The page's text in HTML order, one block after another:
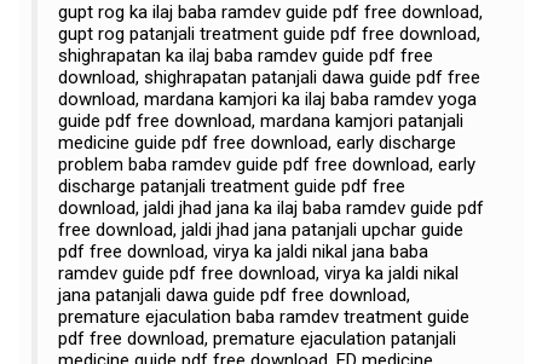
gupt rog ka ilaj baba ramdev guide pdf free download,
gupt rog patanjali treatment guide pdf free download,
shighrapatan ka ilaj baba ramdev guide pdf free
download, shighrapatan patanjali dawa guide pdf free
download, mardana kamjori ka ilaj baba ramdev yoga
guide pdf free download, mardana kamjori patanjali
medicine guide pdf free download, early discharge
problem baba ramdev guide pdf free download, early
discharge patanjali treatment guide pdf free
download, jaldi jhad jana ka ilaj baba ramdev guide pdf
free download, jaldi jhad jana patanjali upchar guide
pdf free download, virya ka jaldi nikal jana baba
ramdev guide pdf free download, virya ka jaldi nikal
jana patanjali dawa guide pdf free download,
premature ejaculation baba ramdev treatment guide
pdf free download, premature ejaculation patanjali